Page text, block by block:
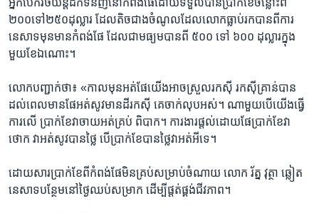
អ្នក​បើក​រថយន្ត​ដឹក​ទំនិញនៅ​កំពង់​ផែដោយ​ទទួល​បាន​ប្រាក់ខែចន្លោះពី​
២០០ទៅ​២៥០​ដុល្លារ​ ដែល​តិច​ជាង​ចំណូល​ដែល​លោក​ធ្លាប់​រក​បាន​ពី​ការ​
នេសាទ​មុនមានកំពង់​ផែ ដែល​ជា​មធ្យម​បាន​ពី​ ៥០០ ទៅ​ ៦​០០​ ដុល្លារ​ក្នុង​
មួយ​ខែ​ឯណោះ។
លោក​បញ្ជាក់​ថា៖ «កាល​មុន​អត់​ផែ​យើង​អាច​ស្រួល​រកស៊ី រកស៊ី​គ្រាន់​បាន​
ដល់​ពេល​មាន​ផែអត់​សូវ​មាន​ដី​រកស៊ី គេ​ចាក់​លុប​អស់​។ ណាមួយ​បើ​យើង​ធ្វើ
ការ​លើ ប្រាក់ខែ​វា​ចាយ​អត់​គ្រប់ ពិបាក។ ការងារ​ផ្តល់​ដោយ​ផែ​ប្រាក់​ខែ​វា​
ថោក វា​អត់​សូវ​បាន​ថ្លៃ បើ​ប្រាក់​ខែ​បាន​ថ្លៃ​វា​អត់​អី​ទេ។
ដោយសារ​ប្រាក់ខែពីកំពង់​ផែ​មិន​គ្រប់​សម្រាប់​ចំណាយ លោក រ័ត្ន វុត្ថា ​ឆ្លៀត
នេសាទ​បន្ថែម​នៅ​ថ្ងៃឈប់​សម្រាក ​ដើម្បី​ផ្តត់ផ្គង់​ជីវភាព​។